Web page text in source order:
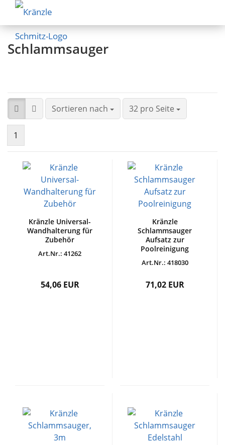
Schlammsauger
Sortieren nach 32 pro Seite
1
Kränzle Universal-
Wandhalterung für
Zubehör
Art.Nr.: 41262
54,06 EUR
Kränzle
Schlammsauger
Aufsatz zur
Poolreinigung
Art.Nr.: 418030
71,02 EUR